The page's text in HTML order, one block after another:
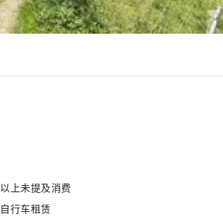
以上未提及消费
自行车租赁